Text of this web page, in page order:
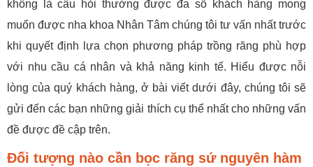
không là câu hỏi thường được đa số khách hàng mong
muốn được nha khoa Nhân Tâm chúng tôi tư vấn nhất trước
khi quyết định lựa chọn phương pháp trồng răng phù hợp
với nhu cầu cá nhân và khả năng kinh tế. Hiểu được nỗi
lòng của quý khách hàng, ở bài viết dưới đây, chúng tôi sẽ
gửi đến các bạn những giải thích cụ thể nhất cho những vấn
đề được đề cập trên.
Đối tượng nào cần bọc răng sứ nguyên hàm